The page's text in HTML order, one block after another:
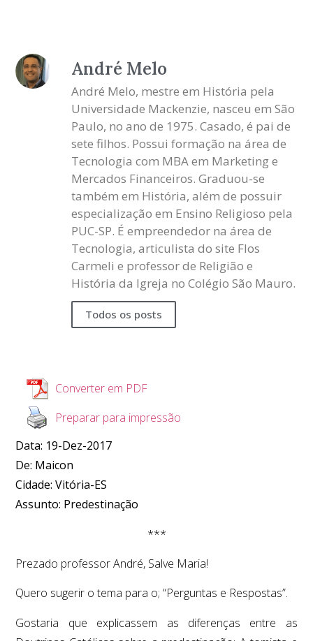
André Melo
André Melo, mestre em História pela
Universidade Mackenzie, nasceu em São
Paulo, no ano de 1975. Casado, é pai de
sete filhos. Possui formação na área de
Tecnologia com MBA em Marketing e
Mercados Financeiros. Graduou-se
também em História, além de possuir
especialização em Ensino Religioso pela
PUC-SP. É empreendedor na área de
Tecnologia, articulista do site Flos
Carmeli e professor de Religião e
História da Igreja no Colégio São Mauro.
Todos os posts
Converter em PDF
Preparar para impressão
Data: 19-Dez-2017
De: Maicon
Cidade: Vitória-ES
Assunto: Predestinação
***
Prezado professor André, Salve Maria!
Quero sugerir o tema para o; “Perguntas e Respostas”.
Gostaria que explicassem as diferenças entre as